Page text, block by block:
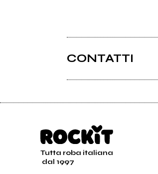
CONTATTI
Tutta roba italiana
dal 1997